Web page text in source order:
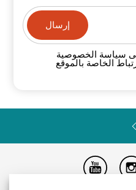
سياسة الخصوصية
الخاصة بالموقع